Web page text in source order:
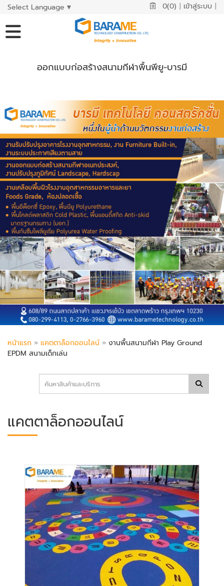
Select Language ▼ 0(0) | เข้าสู่ระบบ |
ออกแบบก่อสร้างสนามกีฬาพื้นพียู-บารมี
หน้าแรก » แคตตาล็อกออนไลน์ » งานพื้นสนามกีฬา Play Ground
EPDM สนามเด็กเล่น
แคตตาล็อกออนไลน์